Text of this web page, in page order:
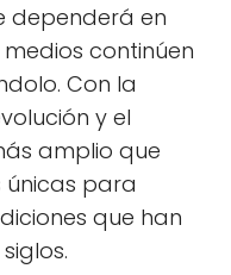
dependerá en
continúen
Con la
y el
amplio que
para
que han